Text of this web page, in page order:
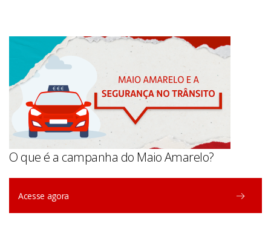
O que é a campanha do Maio Amarelo?
Acesse agora